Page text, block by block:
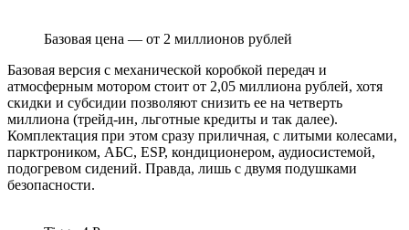
Базовая цена — от 2 миллионов рублей
Базовая версия с механической коробкой передач и
атмосферным мотором стоит от 2,05 миллиона рублей, хотя
скидки и субсидии позволяют снизить ее на четверть
миллиона (трейд-ин, льготные кредиты и так далее).
Комплектация при этом сразу приличная, с литыми колесами,
парктроником, АБС, ESP, кондиционером, аудиосистемой,
подогревом сидений. Правда, лишь с двумя подушками
безопасности.